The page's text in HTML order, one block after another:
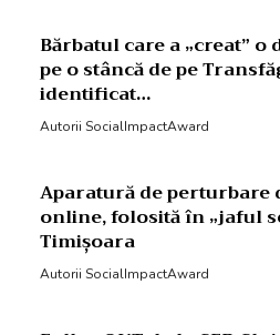
Bărbatul care a „creat”
pe o stâncă de pe
identificat…
Autorii SocialImpactAward
Aparatură de perturbare
online, folosită în „jaful
Timișoara
Autorii SocialImpactAward